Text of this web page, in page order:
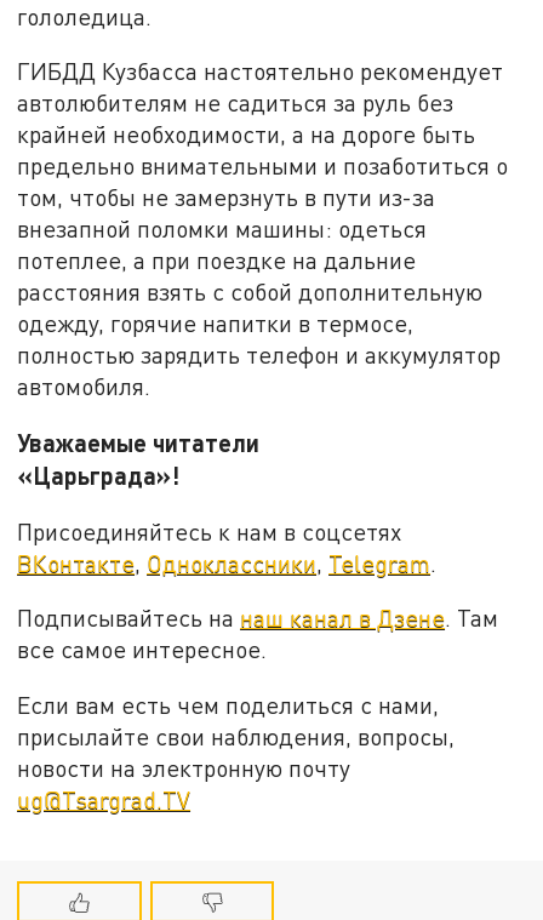
гололедица.
ГИБДД Кузбасса настоятельно рекомендует
автолюбителям не садиться за руль без
крайней необходимости, а на дороге быть
предельно внимательными и позаботиться о
том, чтобы не замерзнуть в пути из-за
внезапной поломки машины: одеться
потеплее, а при поездке на дальние
расстояния взять с собой дополнительную
одежду, горячие напитки в термосе,
полностью зарядить телефон и аккумулятор
автомобиля.
Уважаемые читатели
«Царьграда»!
Присоединяйтесь к нам в соцсетях
ВКонтакте Одноклассники Telegram
Подписывайтесь на наш канал в Дзене. Там
все самое интересное.
Если вам есть чем поделиться с нами,
присылайте свои наблюдения, вопросы,
новости на электронную почту
ug@Tsargrad.TV